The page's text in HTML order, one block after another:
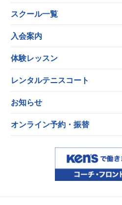
スクール一覧
入会案内
体験レッスン
レンタルテニスコート
お知らせ
オンライン予約・振替